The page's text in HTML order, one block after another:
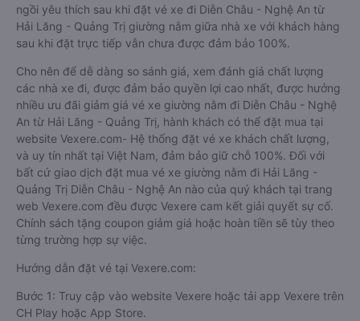
ngồi yêu thích sau khi đặt vé xe đi Diễn Châu - Nghệ An từ
Hải Lăng - Quảng Trị giường nằm giữa nhà xe với khách hàng
sau khi đặt trực tiếp vẫn chưa được đảm bảo 100%.
Cho nên để dễ dàng so sánh giá, xem đánh giá chất lượng
các nhà xe đi, được đảm bảo quyền lợi cao nhất, được hưởng
nhiều ưu đãi giảm giá vé xe giường nằm đi Diễn Châu - Nghệ
An từ Hải Lăng - Quảng Trị, hành khách có thể đặt mua tại
website Vexere.com- Hệ thống đặt vé xe khách chất lượng,
và uy tín nhất tại Việt Nam, đảm bảo giữ chỗ 100%. Đối với
bất cứ giao dịch đặt mua vé xe giường nằm đi Hải Lăng -
Quảng Trị Diễn Châu - Nghệ An nào của quý khách tại trang
web Vexere.com đều được Vexere cam kết giải quyết sự cố.
Chính sách tặng coupon giảm giá hoặc hoàn tiền sẽ tùy theo
từng trường hợp sự việc.
Hướng dẫn đặt vé tại Vexere.com:
Bước 1: Truy cập vào website Vexere hoặc tải app Vexere trên
CH Play hoặc App Store.